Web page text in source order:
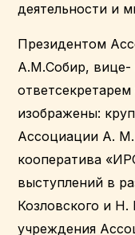
деятельности и
Президентом
А.М.Собир, вице-
изображены:
Ассоциации А.
кооператива
выступлений в
Козловского и
учреждения